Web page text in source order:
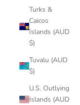
Turks &
Caicos
Islands (AUD
$)
Tuvalu (AUD
$)
U.S. Outlying
Islands (AUD